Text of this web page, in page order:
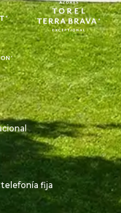
telefonía fija